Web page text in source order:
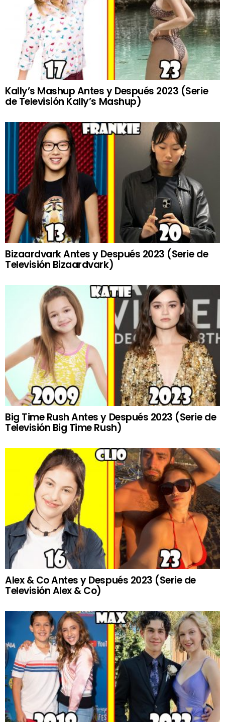
Kally’s Mashup Antes y Después 2023 (Serie
de Televisión Kally’s Mashup)
Bizaardvark Antes y Después 2023 (Serie de
Televisión Bizaardvark)
Big Time Rush Antes y Después 2023 (Serie de
Televisión Big Time Rush)
Alex & Co Antes y Después 2023 (Serie de
Televisión Alex & Co)